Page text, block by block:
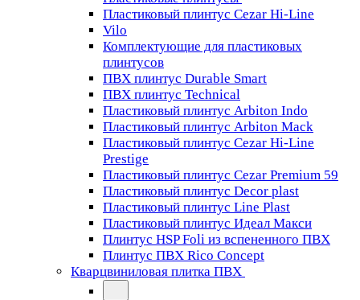
Пластиковый плинтус Cezar Hi-Line
Vilo
Комплектующие для пластиковых
плинтусов
ПВХ плинтус Durable Smart
ПВХ плинтус Technical
Пластиковый плинтус Arbiton Indo
Пластиковый плинтус Arbiton Mack
Пластиковый плинтус Cezar Hi-Line
Prestige
Пластиковый плинтус Cezar Premium 59
Пластиковый плинтус Decor plast
Пластиковый плинтус Line Plast
Пластиковый плинтус Идеал Макси
Плинтус HSP Foli из вспененного ПВХ
Плинтус ПВХ Rico Concept
Кварцвиниловая плитка ПВХ